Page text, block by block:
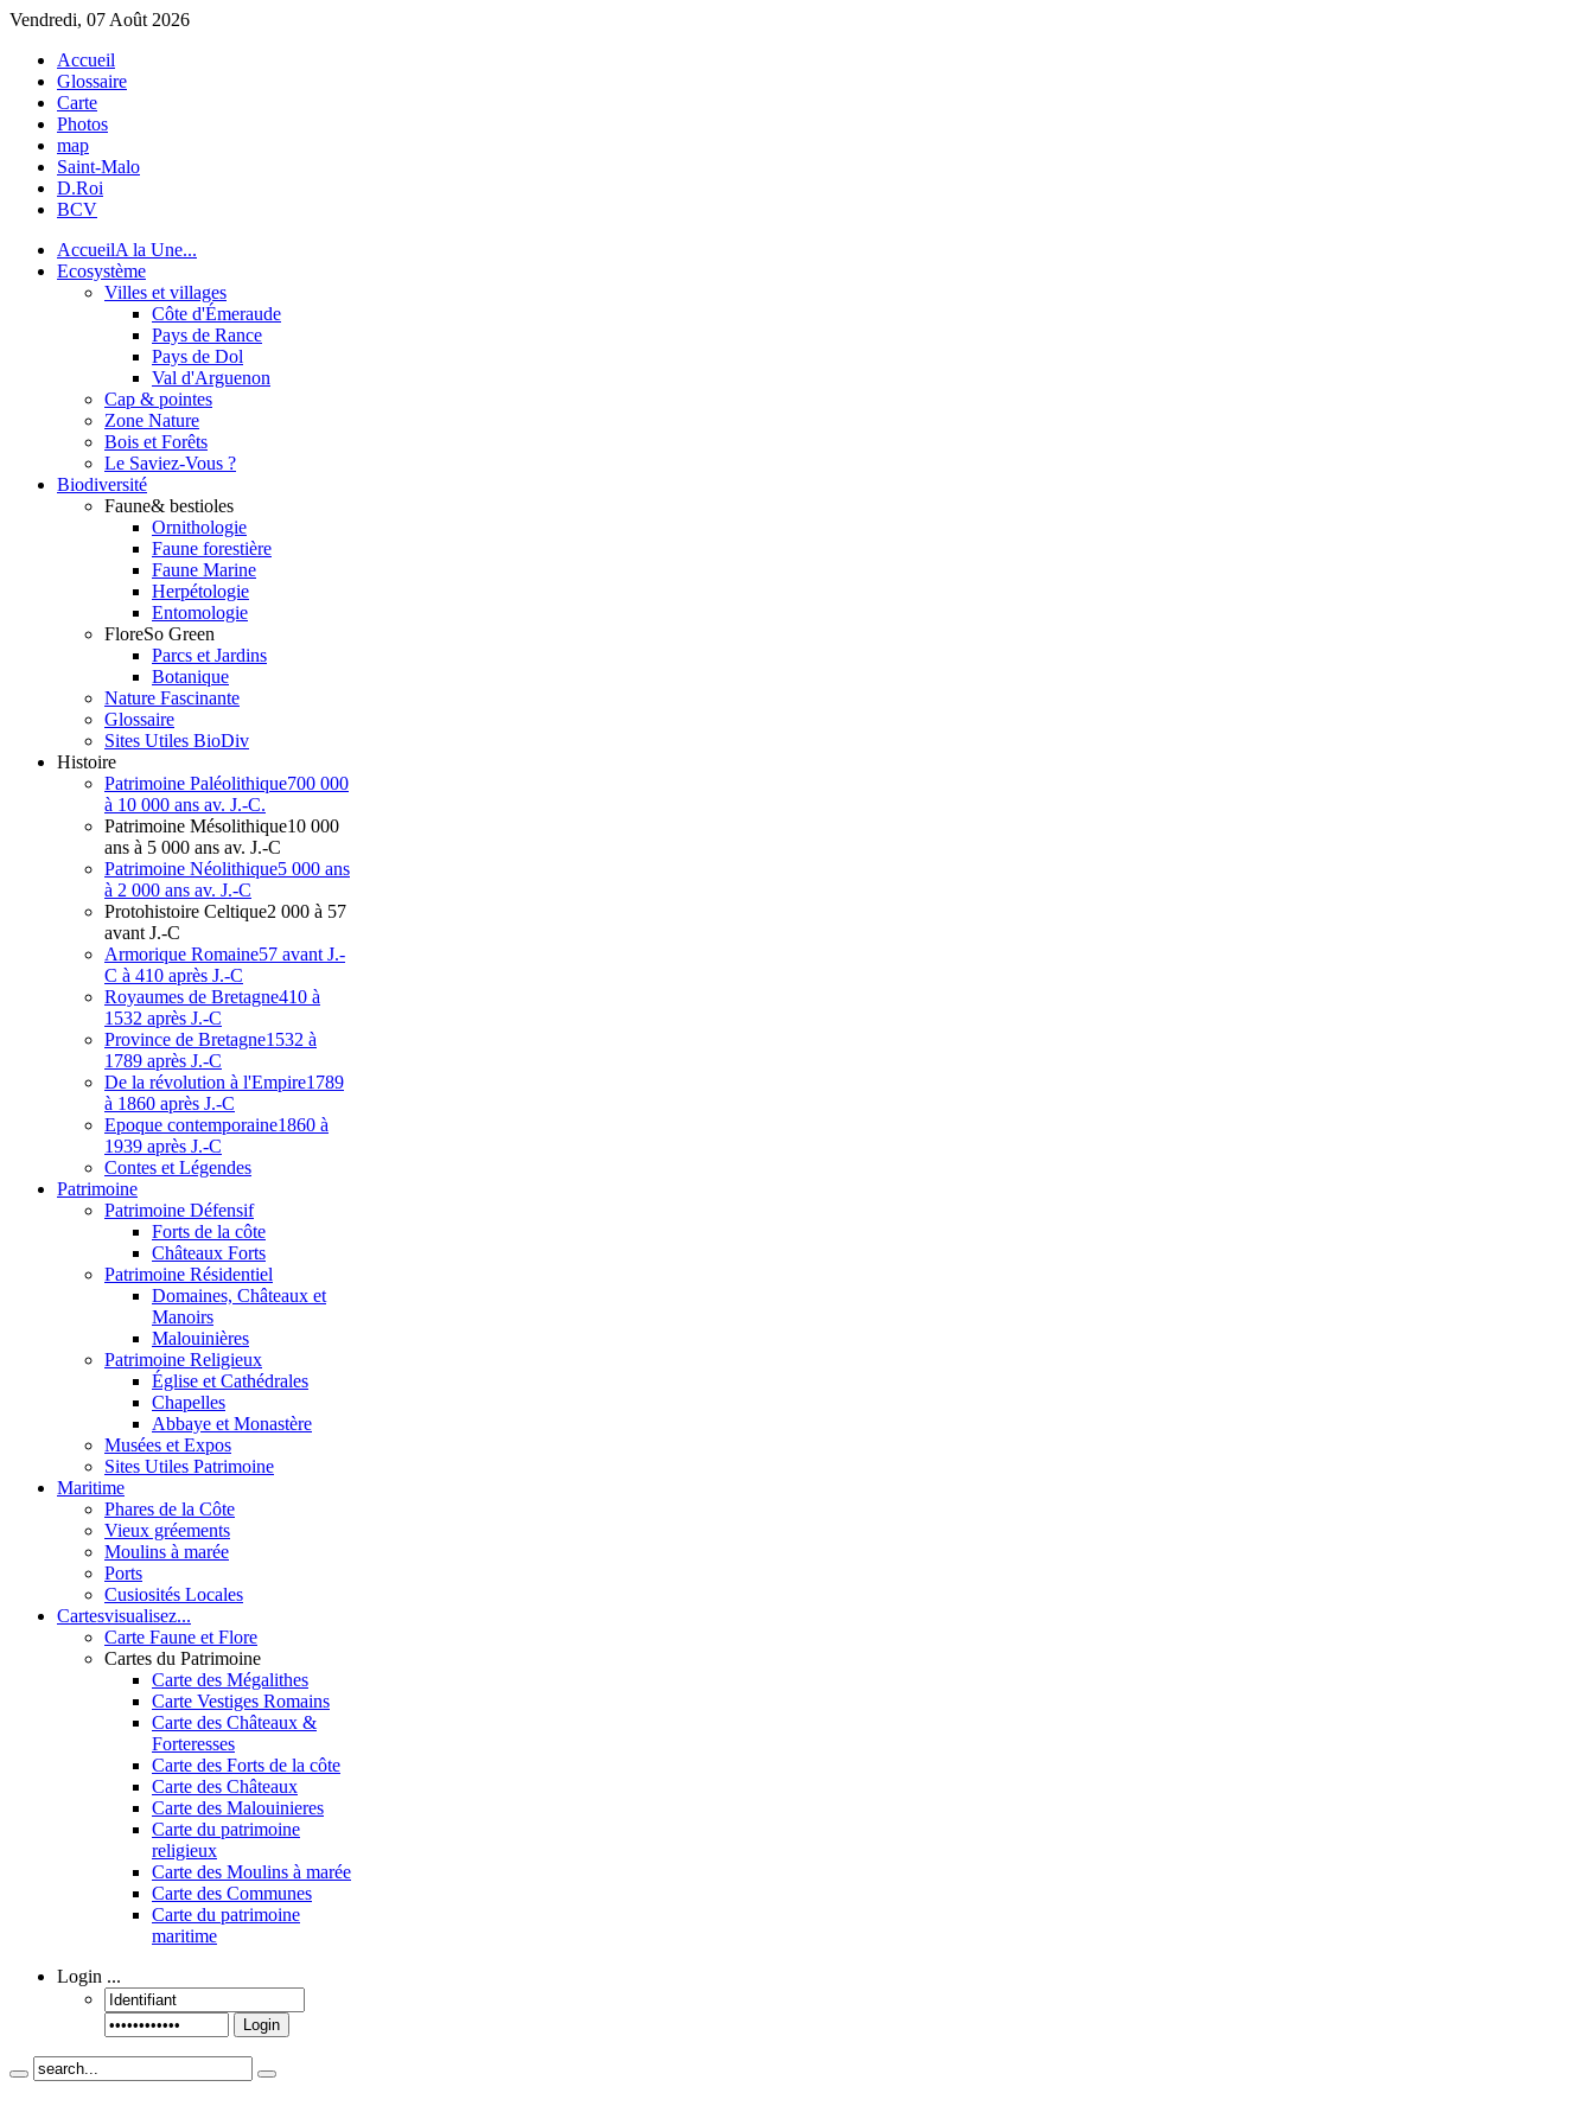
Vendredi, 07 Août 2026
Accueil
Glossaire
Carte
Photos
map
Saint-Malo
D.Roi
BCV
AccueilA la Une...
Ecosystème
Villes et villages
Côte d'Émeraude
Pays de Rance
Pays de Dol
Val d'Arguenon
Cap & pointes
Zone Nature
Bois et Forêts
Le Saviez-Vous ?
Biodiversité
Faune& bestioles
Ornithologie
Faune forestière
Faune Marine
Herpétologie
Entomologie
FloreSo Green
Parcs et Jardins
Botanique
Nature Fascinante
Glossaire
Sites Utiles BioDiv
Histoire
Patrimoine Paléolithique700 000
à 10 000 ans av. J.-C.
Patrimoine Mésolithique10 000
ans à 5 000 ans av. J.-C
Patrimoine Néolithique5 000 ans
à 2 000 ans av. J.-C
Protohistoire Celtique2 000 à 57
avant J.-C
Armorique Romaine57 avant J.-
C à 410 après J.-C
Royaumes de Bretagne410 à
1532 après J.-C
Province de Bretagne1532 à
1789 après J.-C
De la révolution à l'Empire1789
à 1860 après J.-C
Epoque contemporaine1860 à
1939 après J.-C
Contes et Légendes
Patrimoine
Patrimoine Défensif
Forts de la côte
Châteaux Forts
Patrimoine Résidentiel
Domaines, Châteaux et
Manoirs
Malouinières
Patrimoine Religieux
Église et Cathédrales
Chapelles
Abbaye et Monastère
Musées et Expos
Sites Utiles Patrimoine
Maritime
Phares de la Côte
Vieux gréements
Moulins à marée
Ports
Cusiosités Locales
Cartesvisualisez...
Carte Faune et Flore
Cartes du Patrimoine
Carte des Mégalithes
Carte Vestiges Romains
Carte des Châteaux &
Forteresses
Carte des Forts de la côte
Carte des Châteaux
Carte des Malouinieres
Carte du patrimoine
religieux
Carte des Moulins à marée
Carte des Communes
Carte du patrimoine
maritime
Login ...
Login